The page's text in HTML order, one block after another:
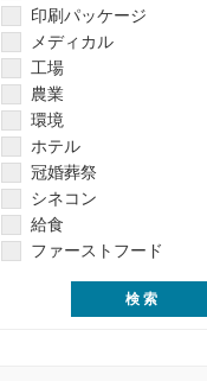
印刷パッケージ
メディカル
工場
農業
環境
ホテル
冠婚葬祭
シネコン
給食
ファーストフード